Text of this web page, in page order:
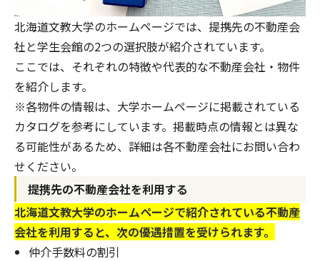
北海道文教大学のホームページでは、提携先の不動産会
社と学生会館の2つの選択肢が紹介されています。
ここでは、それぞれの特徴や代表的な不動産会社・物件
を紹介します。
※各物件の情報は、大学ホームページに掲載されている
カタログを参考にしています。掲載時点の情報とは異な
る可能性があるため、詳細は各不動産会社にお問い合わ
せください。
提携先の不動産会社を利用する
北海道文教大学のホームページで紹介されている不動産
会社を利用すると、次の優遇措置を受けられます。
仲介手数料の割引